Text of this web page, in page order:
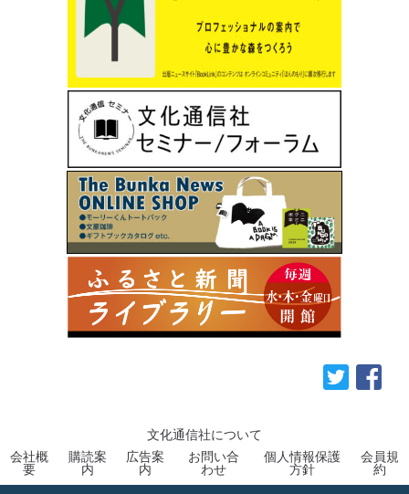
文化通信社について
会社概
要
購読案
内
広告案
内
お問い合
わせ
個人情報保護
方針
会員規
約